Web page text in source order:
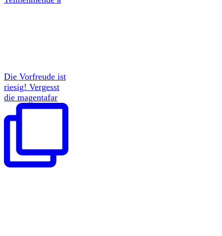
Die Vorfreude ist
riesig! Vergesst
die magentafar